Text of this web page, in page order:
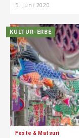
5. Juni 2020
KULTUR-ERBE
Feste & Matsuri